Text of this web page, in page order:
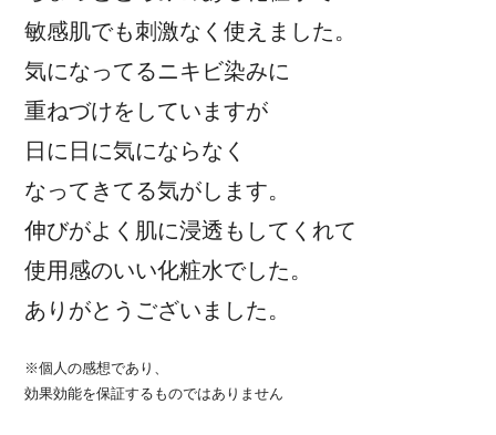
敏感肌でも刺激なく使えました。
気になってるニキビ染みに
重ねづけをしていますが
日に日に気にならなく
なってきてる気がします。
伸びがよく肌に浸透もしてくれて
使用感のいい化粧水でした。
ありがとうございました。
※個人の感想であり、
効果効能を保証するものではありません